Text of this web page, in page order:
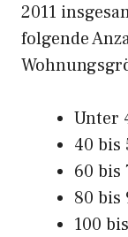
2011
folgende
Unter
40 bis
60 bis
80 bis
100